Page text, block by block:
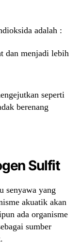
adalah :
dan menjadi lebih
seperti
berenang
Sulfit
senyawa yang
akuatik akan
ada organisme
sumber